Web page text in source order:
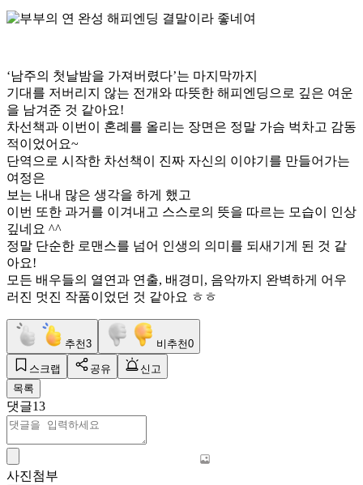
‘남주의 첫날밤을 가져버렸다’는 마지막까지
기대를 저버리지 않는 전개와 따뜻한 해피엔딩으로 깊은 여운
을 남겨준 것 같아요!
차선책과 이번이 혼례를 올리는 장면은 정말 가슴 벅차고 감동
적이었어요~
단역으로 시작한 차선책이 진짜 자신의 이야기를 만들어가는
여정은
보는 내내 많은 생각을 하게 했고
이번 또한 과거를 이겨내고 스스로의 뜻을 따르는 모습이 인상
깊네요 ^^
정말 단순한 로맨스를 넘어 인생의 의미를 되새기게 된 것 같
아요!
모든 배우들의 열연과 연출, 배경미, 음악까지 완벽하게 어우
러진 멋진 작품이었던 것 같아요 ㅎㅎ
추천3 비추천0
스크랩 공유
신고
목록
댓글13
사진첨부